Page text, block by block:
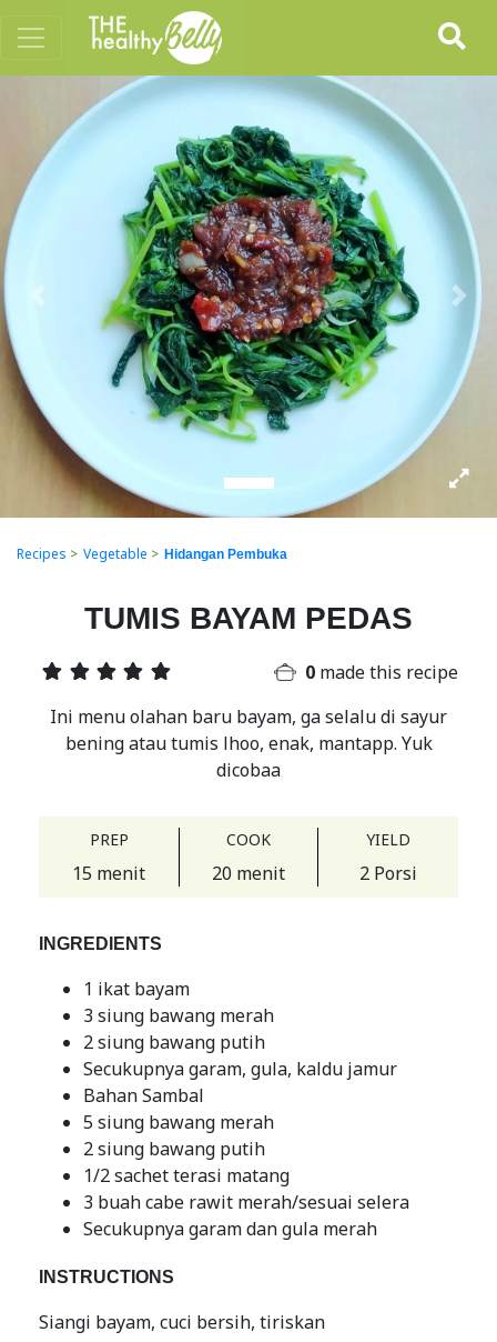
Previous Next
Recipes > Vegetable > Hidangan Pembuka
TUMIS BAYAM PEDAS
0 made this recipe
Ini menu olahan baru bayam, ga selalu di sayur
bening atau tumis lhoo, enak, mantapp. Yuk
dicobaa
PREP
15 menit
COOK
20 menit
YIELD
2 Porsi
INGREDIENTS
1 ikat bayam
3 siung bawang merah
2 siung bawang putih
Secukupnya garam, gula, kaldu jamur
Bahan Sambal
5 siung bawang merah
2 siung bawang putih
1/2 sachet terasi matang
3 buah cabe rawit merah/sesuai selera
Secukupnya garam dan gula merah
INSTRUCTIONS
Siangi bayam, cuci bersih, tiriskan